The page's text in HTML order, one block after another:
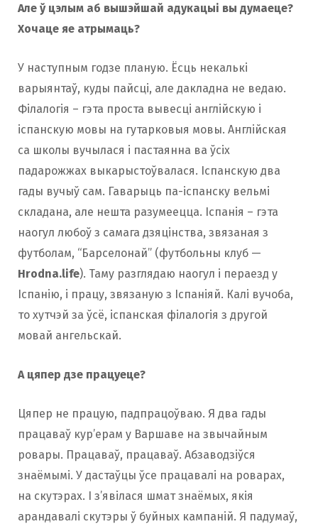
Але ў цэлым аб вышэйшай адукацыі вы думаеце?
Хочаце яе атрымаць?
У наступным годзе планую. Ёсць некалькі
варыянтаў, куды пайсці, але дакладна не ведаю.
Філалогія – гэта проста вывесці англійскую і
іспанскую мовы на гутарковыя мовы. Англійская
са школы вучылася і пастаянна ва ўсіх
падарожжах выкарыстоўвалася. Іспанскую два
гады вучыў сам. Гаварыць па-іспанску вельмі
складана, але нешта разумеецца. Іспанія – гэта
наогул любоў з самага дзяцінства, звязаная з
футболам, “Барселонай” (футбольны клуб —
Hrodna.life). Таму разглядаю наогул і пераезд у
Іспанію, і працу, звязаную з Іспаніяй. Калі вучоба,
то хутчэй за ўсё, іспанская філалогія з другой
мовай ангельскай.
А цяпер дзе працуеце?
Цяпер не працую, падпрацоўваю. Я два гады
працаваў кур’ерам у Варшаве на звычайным
ровары. Працаваў, працаваў. Абзаводзіўся
знаёмымі. У дастаўцы ўсе працавалі на роварах,
на скутэрах. І з’явілася шмат знаёмых, якія
арандавалі скутэры ў буйных кампаній. Я падумаў,